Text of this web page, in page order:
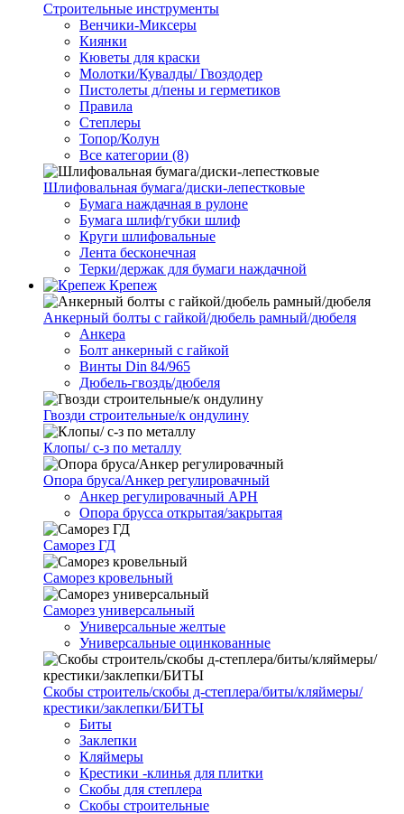
Строительные инструменты
Венчики-Миксеры
Киянки
Кюветы для краски
Молотки/Кувалды/ Гвоздодер
Пистолеты д/пены и герметиков
Правила
Степлеры
Топор/Колун
Все категории (8)
Шлифовальная бумага/диски-лепестковые
Бумага наждачная в рулоне
Бумага шлиф/губки шлиф
Круги шлифовальные
Лента бесконечная
Терки/держак для бумаги наждачной
Крепеж
Анкерный болты с гайкой/дюбель рамный/дюбеля
Анкера
Болт анкерный с гайкой
Винты Din 84/965
Дюбель-гвоздь/дюбеля
Гвозди строительные/к ондулину
Клопы/ с-з по металлу
Опора бруса/Анкер регулировачный
Анкер регулировачный АРН
Опора брусса открытая/закрытая
Саморез ГД
Саморез кровельный
Саморез универсальный
Универсальные желтые
Универсальные оцинкованные
Скобы строитель/скобы д-степлера/биты/кляймеры/
крестики/заклепки/БИТЫ
Биты
Заклепки
Кляймеры
Крестики -клинья для плитки
Скобы для степлера
Скобы строительные